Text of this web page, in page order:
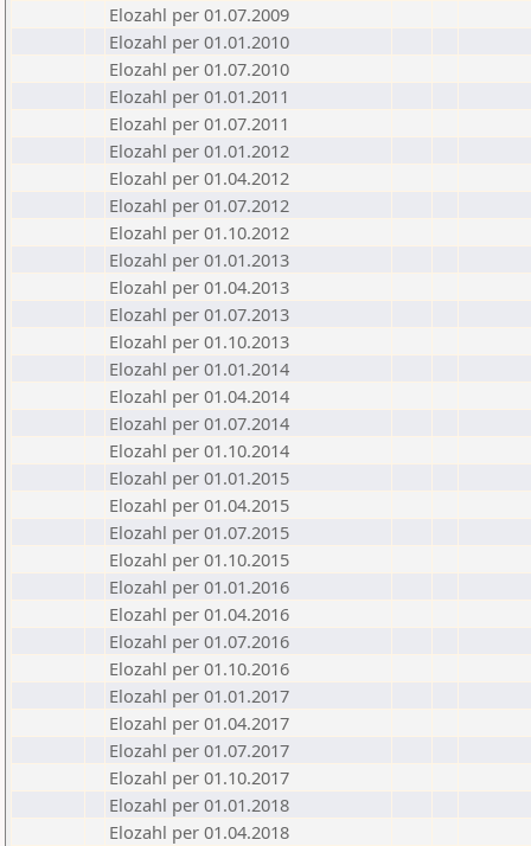
Elozahl per 01.07.2009
Elozahl per 01.01.2010
Elozahl per 01.07.2010
Elozahl per 01.01.2011
Elozahl per 01.07.2011
Elozahl per 01.01.2012
Elozahl per 01.04.2012
Elozahl per 01.07.2012
Elozahl per 01.10.2012
Elozahl per 01.01.2013
Elozahl per 01.04.2013
Elozahl per 01.07.2013
Elozahl per 01.10.2013
Elozahl per 01.01.2014
Elozahl per 01.04.2014
Elozahl per 01.07.2014
Elozahl per 01.10.2014
Elozahl per 01.01.2015
Elozahl per 01.04.2015
Elozahl per 01.07.2015
Elozahl per 01.10.2015
Elozahl per 01.01.2016
Elozahl per 01.04.2016
Elozahl per 01.07.2016
Elozahl per 01.10.2016
Elozahl per 01.01.2017
Elozahl per 01.04.2017
Elozahl per 01.07.2017
Elozahl per 01.10.2017
Elozahl per 01.01.2018
Elozahl per 01.04.2018